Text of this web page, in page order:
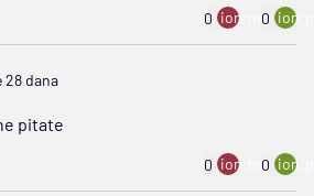
0 ion:minus
0
28 dana
pitate
0 ion:minus
0